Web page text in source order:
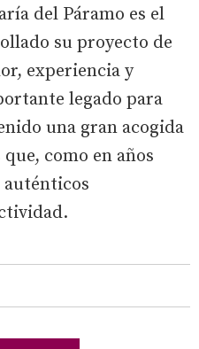
del Páramo es el
su proyecto de
experiencia y
legado para
una gran acogida
como en años